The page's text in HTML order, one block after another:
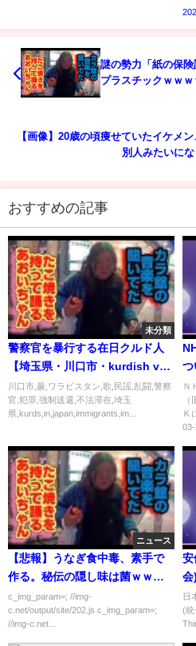
謎の勢力「紙の保
プラスチックｗｗｗ
【画像】20歳の頃痩せていたイケメ
別人みたいに
おすすめの記事
未分類
警察官を暴行する在日クルド人
【埼玉県・川口市・kurdish vs
Japanese police】
川口市,蕨,ワラビスタン,歌,民謡,乱闘,警察
官,犯罪,強制送還,不法滞在,埼玉
県,kurds,in,japan,immigrants,im...
つ
Ｎ
Ｋ
03-
ニュース
【悲報】うなぎ食中毒、素手で
作る。秘伝の隠し味は菌ｗｗｗ
ｗｗ
c_img_param=; //img-
c.net/output/site/202.js c_img_param=;
//img-c.net...
安
会
日
(統